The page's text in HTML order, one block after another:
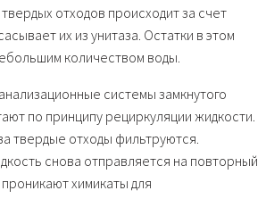
отходов происходит за счет
их из унитаза. Остатки в этом
количеством воды.
системы замкнутого
по принципу рециркуляции жидкости.
твердые отходы фильтруются.
снова отправляется на повторный
химикаты для